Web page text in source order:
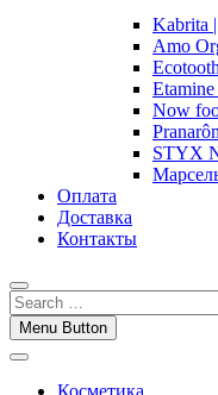
Kabrita
Amo
Now
STYX
Оплата
Доставка
Контакты
Menu Button
Косметика